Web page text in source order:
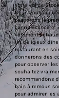
Votre vol de
Nous vous
passerons le
connaissance et
vêtements
Un délicieux
restaurant en
donnerons des
pour observer les
souhaitez
recommandons
bain à remous
pour admirer les